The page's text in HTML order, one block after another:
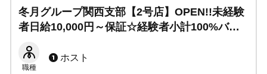
冬月グループ関西支部【2号店】OPEN!!未経験
者日給10,000円～保証☆経験者小計100%バッ
楽しむ気持ちがあればOK！！
職種
ホスト